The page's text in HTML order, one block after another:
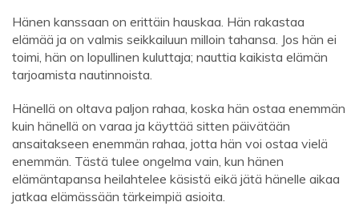
Hänen kanssaan on erittäin hauskaa. Hän rakastaa
elämää ja on valmis seikkailuun milloin tahansa. Jos hän ei
toimi, hän on lopullinen kuluttaja; nauttia kaikista elämän
tarjoamista nautinnoista.
Hänellä on oltava paljon rahaa, koska hän ostaa enemmän
kuin hänellä on varaa ja käyttää sitten päivätään
ansaitakseen enemmän rahaa, jotta hän voi ostaa vielä
enemmän. Tästä tulee ongelma vain, kun hänen
elämäntapansa heilahtelee käsistä eikä jätä hänelle aikaa
jatkaa elämässään tärkeimpiä asioita.